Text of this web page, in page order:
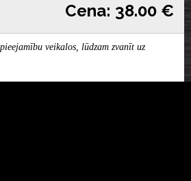
Cena: 38.00 €
veikalos, lūdzam zvanīt uz